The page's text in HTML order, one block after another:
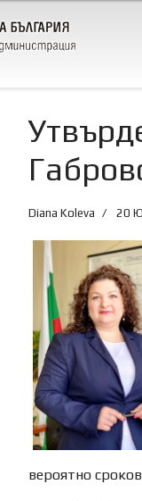
Diana Koleva 20
вероятно